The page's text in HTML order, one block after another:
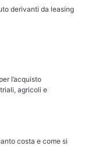
derivanti da leasing
l’acquisto
agricoli e
costa e come si